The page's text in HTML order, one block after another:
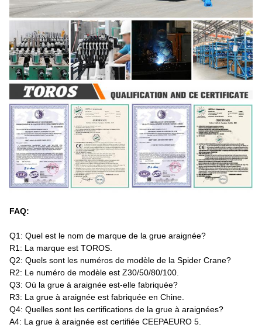
FAQ:
Q1: Quel est le nom de marque de la grue araignée?
R1: La marque est TOROS.
Q2: Quels sont les numéros de modèle de la Spider Crane?
R2: Le numéro de modèle est Z30/50/80/100.
Q3: Où la grue à araignée est-elle fabriquée?
R3: La grue à araignée est fabriquée en Chine.
Q4: Quelles sont les certifications de la grue à araignées?
A4: La grue à araignée est certifiée CEEPAEURO 5.